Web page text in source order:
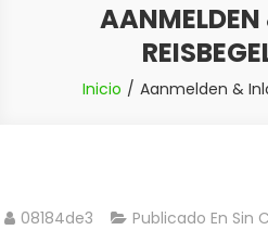
Inicio Aanmelden &
08184de3
Publicado En Sin